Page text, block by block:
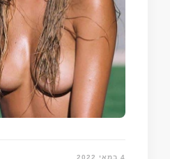
4 במאי 2022